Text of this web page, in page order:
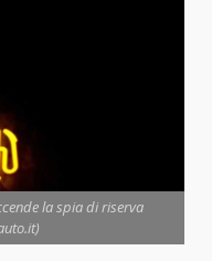
la spia di riserva